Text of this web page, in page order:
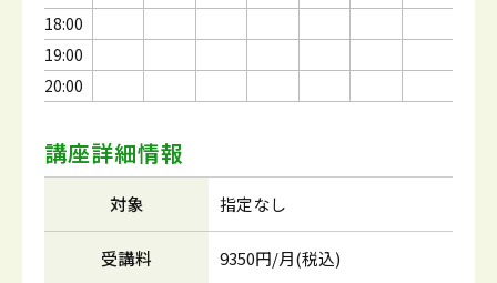
18:00
19:00
20:00
講座詳細情報
対象 指定なし
受講料 9350円/月(税込)